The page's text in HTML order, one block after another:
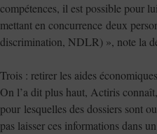
compétences, il est possible pour
mettant en concurrence deux
discrimination, NDLR) », note la
Trois : retirer les aides
On l’a dit plus haut, Actiris
pour lesquelles des dossiers sont
pas laisser ces informations dans